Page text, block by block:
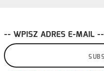
-- WPISZ ADRES E-MAIL --